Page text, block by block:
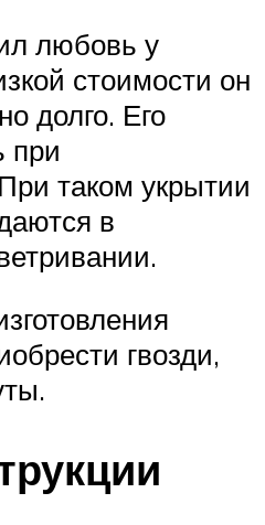
любовь у
стоимости он
долго. Его
при
таком укрытии
в
гвозди,